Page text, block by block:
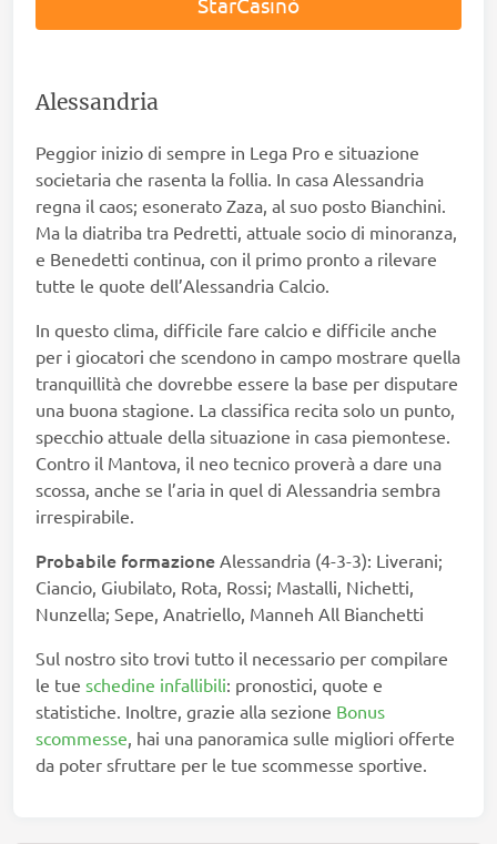
Alessandria
Peggior inizio di sempre in Lega Pro e situazione
societaria che rasenta la follia. In casa Alessandria
regna il caos; esonerato Zaza, al suo posto Bianchini.
Ma la diatriba tra Pedretti, attuale socio di minoranza,
e Benedetti continua, con il primo pronto a rilevare
tutte le quote dell’Alessandria Calcio.
In questo clima, difficile fare calcio e difficile anche
per i giocatori che scendono in campo mostrare quella
tranquillità che dovrebbe essere la base per disputare
una buona stagione. La classifica recita solo un punto,
specchio attuale della situazione in casa piemontese.
Contro il Mantova, il neo tecnico proverà a dare una
scossa, anche se l’aria in quel di Alessandria sembra
irrespirabile.
Probabile formazione Alessandria (4-3-3): Liverani;
Ciancio, Giubilato, Rota, Rossi; Mastalli, Nichetti,
Nunzella; Sepe, Anatriello, Manneh All Bianchetti
Sul nostro sito trovi tutto il necessario per compilare
le tue schedine infallibili: pronostici, quote e
statistiche. Inoltre, grazie alla sezione Bonus
scommesse , hai una panoramica sulle migliori offerte
da poter sfruttare per le tue scommesse sportive.